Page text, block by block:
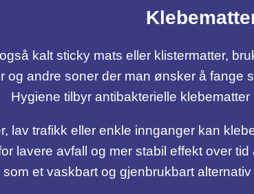
kalt sticky mats eller klistermatter,
og andre soner der man ønsker å fange
Hygiene tilbyr antibakterielle
lav trafikk eller enkle innganger kan
lavere avfall og mer stabil effekt over
som et vaskbart og gjenbrukbart